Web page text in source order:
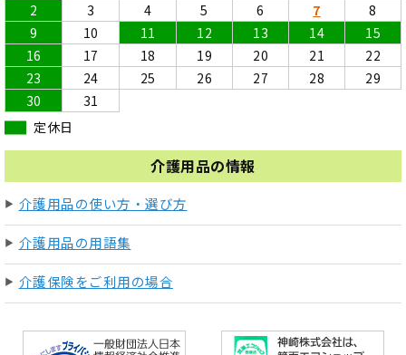
2
3 4 5 6 7
8
9
10 11 12 13 14
15
16
17 18 19 20 21
22
23
24 25 26 27 28
29
30
31
定休日
介護用品の情報
介護用品の使い方・選び方
介護用品の用語集
介護保険をご利用の場合